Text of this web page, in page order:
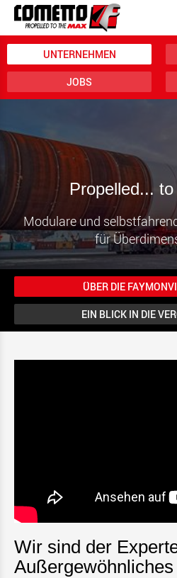
UNTERNEHMEN
JOBS
Propelled...
Modulare und
für
ÜBER DIE
EIN BLICK IN DIE
Wir sind der
Außergewöhnliches